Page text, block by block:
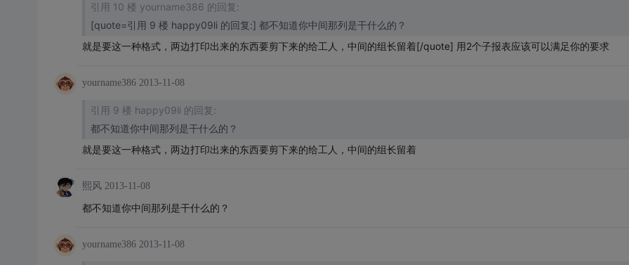
引用 10 楼 yourname386 的回复:
[quote=引用 9 楼 happy09li 的回复:] 都不知道你中间那列是干什么的？
就是要这一种格式，两边打印出来的东西要剪下来的给工人，中间的组长留着[/quote] 用2个子报表应该可以满足你的要求
yourname386 2013-11-08
引用 9 楼 happy09li 的回复:
都不知道你中间那列是干什么的？
就是要这一种格式，两边打印出来的东西要剪下来的给工人，中间的组长留着
熙风 2013-11-08
都不知道你中间那列是干什么的？
yourname386 2013-11-08